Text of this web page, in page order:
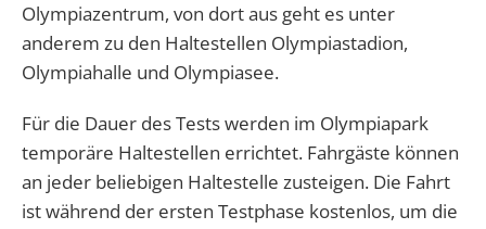
Olympiazentrum, von dort aus geht es unter
anderem zu den Haltestellen Olympiastadion,
Olympiahalle und Olympiasee.
Für die Dauer des Tests werden im Olympiapark
temporäre Haltestellen errichtet. Fahrgäste können
an jeder beliebigen Haltestelle zusteigen. Die Fahrt
ist während der ersten Testphase kostenlos, um die